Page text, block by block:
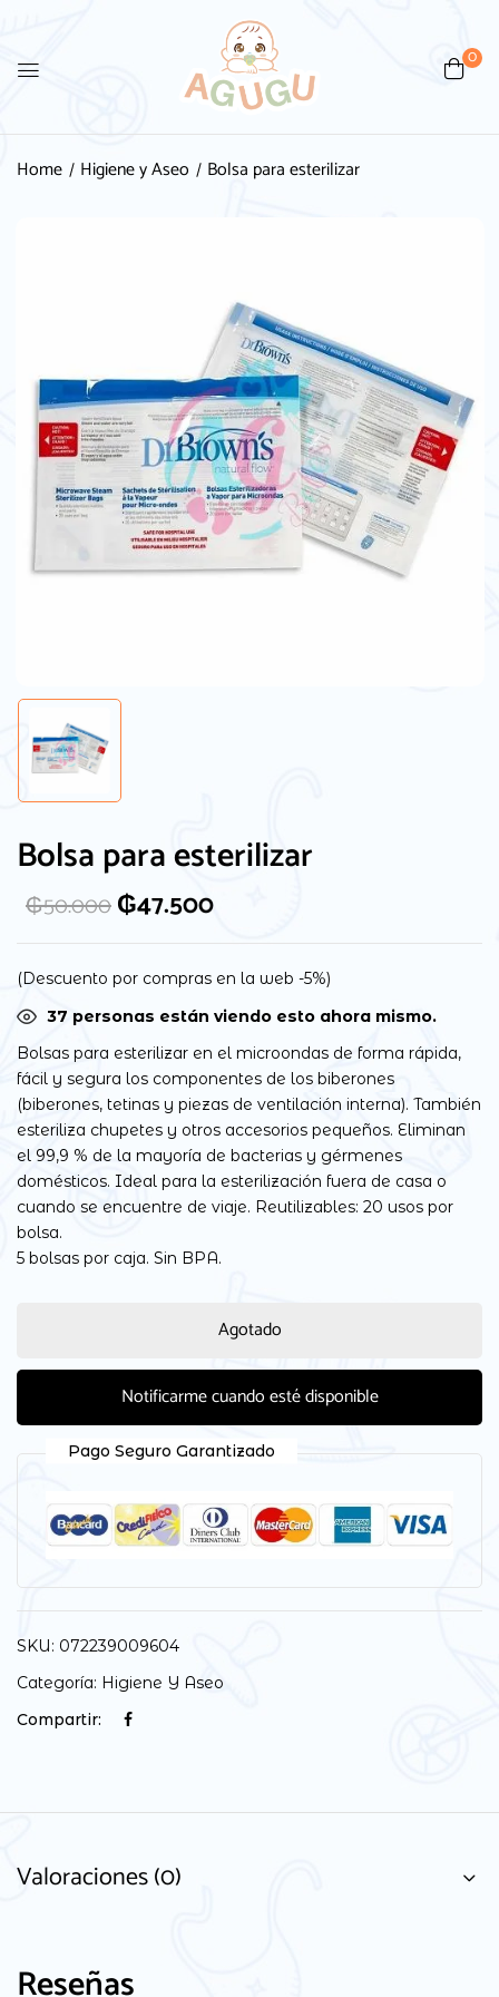
0
Home Higiene y Aseo Bolsa para esterilizar
Bolsa para esterilizar
₲50.000₲47.500
(Descuento por compras en la web -5%)
37 personas están viendo esto ahora mismo.
Bolsas para esterilizar en el microondas de forma rápida,
fácil y segura los componentes de los biberones
(biberones, tetinas y piezas de ventilación interna). También
esteriliza chupetes y otros accesorios pequeños. Eliminan
el 99,9 % de la mayoría de bacterias y gérmenes
domésticos. Ideal para la esterilización fuera de casa o
cuando se encuentre de viaje. Reutilizables: 20 usos por
bolsa.
5 bolsas por caja. Sin BPA.
Agotado
Notificarme cuando esté disponible
Pago Seguro Garantizado
SKU: 072239009604
Categoría: Higiene Y Aseo
Compartir:
Valoraciones (0)
Reseñas
Be the first to review “Bolsa
para esterilizar”
vez que comente.